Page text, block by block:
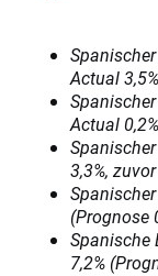
Actual
Actual
3,3%,
(Prognose
Spanische
7,2%